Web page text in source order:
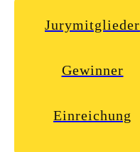
Jurymitglieder
Gewinner
Einreichung